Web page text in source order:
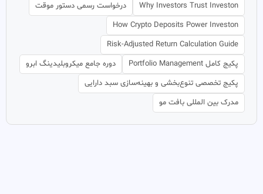
Why Investors Trust Investon
درخواست رسمی دستور موقت
How Crypto Deposits Power Investon
Risk-Adjusted Return Calculation Guide
پکیج کامل Portfolio Management
دوره جامع میکروبلیدینگ ابرو
پکیج تخصصی تنوع‌بخشی و بهینه‌سازی سبد دارایی
مدرک بین المللی بافت مو